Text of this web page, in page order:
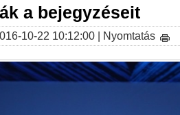
a bejegyzéseit
10-22 10:12:00 | Nyomtatás